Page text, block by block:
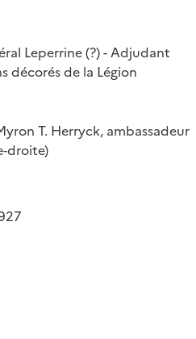
décorés de la Légion
droite)
1927